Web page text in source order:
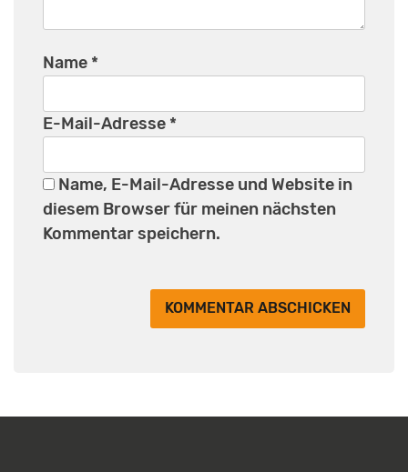
Name *
E-Mail-Adresse *
Name, E-Mail-Adresse und Website in
diesem Browser für meinen nächsten
Kommentar speichern.